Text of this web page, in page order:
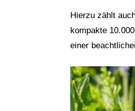
Hierzu zählt
kompakte
einer